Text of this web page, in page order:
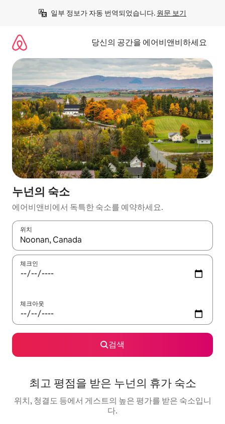
일부 정보가 자동 번역되었습니다. 원문 보기
당신의 공간을 에어비앤비하세요
누넌의 숙소
에어비앤비에서 독특한 숙소를 예약하세요.
위치
결과가 나오면 위·아래 화살표 키를 사용하거나 터치 또는 스와이
체크인
체크아웃
검색
최고 평점을 받은 누넌의 휴가 숙소
위치, 청결도 등에서 게스트의 높은 평가를 받은 숙소입니
다.